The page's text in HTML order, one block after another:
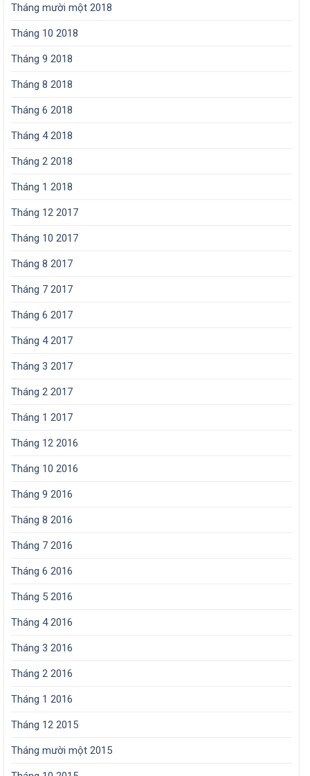
Tháng mười một 2018
Tháng 10 2018
Tháng 9 2018
Tháng 8 2018
Tháng 6 2018
Tháng 4 2018
Tháng 2 2018
Tháng 1 2018
Tháng 12 2017
Tháng 10 2017
Tháng 8 2017
Tháng 7 2017
Tháng 6 2017
Tháng 4 2017
Tháng 3 2017
Tháng 2 2017
Tháng 1 2017
Tháng 12 2016
Tháng 10 2016
Tháng 9 2016
Tháng 8 2016
Tháng 7 2016
Tháng 6 2016
Tháng 5 2016
Tháng 4 2016
Tháng 3 2016
Tháng 2 2016
Tháng 1 2016
Tháng 12 2015
Tháng mười một 2015